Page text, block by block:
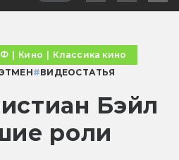
| Кино | Классика кино
#ВИДЕОСТАТЬЯ
Бэйл
роли